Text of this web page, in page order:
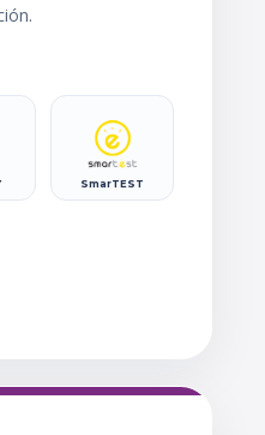
SmarTEST